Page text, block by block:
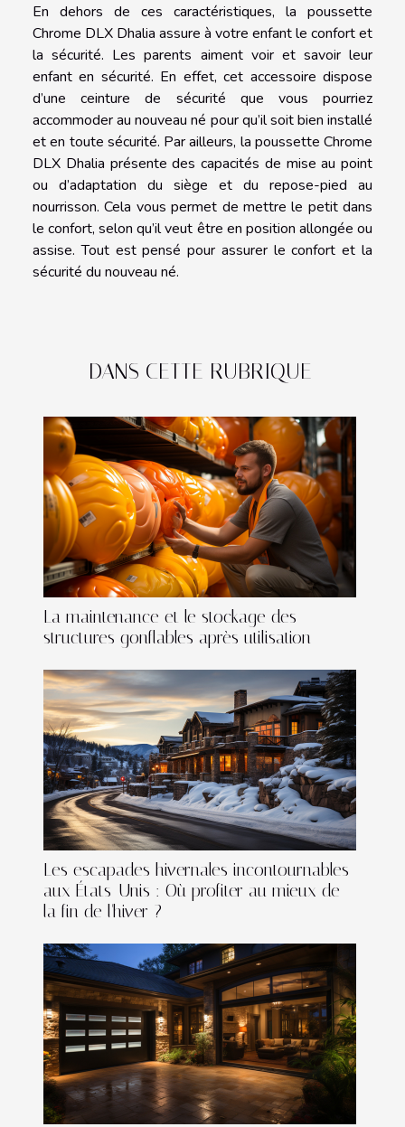
En dehors de ces caractéristiques, la poussette
Chrome DLX Dhalia assure à votre enfant le confort et
la sécurité. Les parents aiment voir et savoir leur
enfant en sécurité. En effet, cet accessoire dispose
d’une ceinture de sécurité que vous pourriez
accommoder au nouveau né pour qu’il soit bien installé
et en toute sécurité. Par ailleurs, la poussette Chrome
DLX Dhalia présente des capacités de mise au point
ou d’adaptation du siège et du repose-pied au
nourrisson. Cela vous permet de mettre le petit dans
le confort, selon qu’il veut être en position allongée ou
assise. Tout est pensé pour assurer le confort et la
sécurité du nouveau né.
DANS CETTE RUBRIQUE
La maintenance et le stockage des
structures gonflables après utilisation
Les escapades hivernales incontournables
aux États-Unis : Où profiter au mieux de
la fin de l'hiver ?